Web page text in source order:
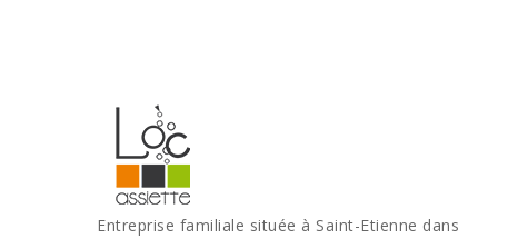
Entreprise familiale située à Saint-Etienne dans